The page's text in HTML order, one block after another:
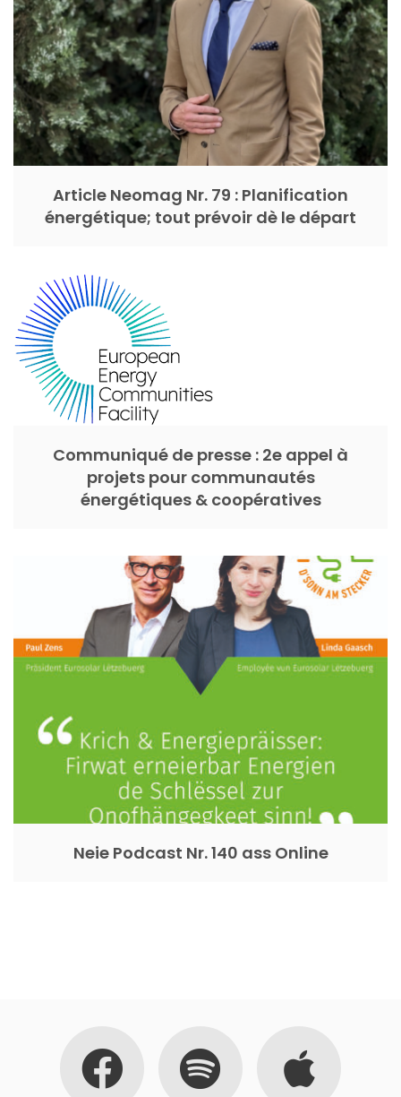
Article Neomag Nr. 79 : Planification
énergétique; tout prévoir dè le départ
Communiqué de presse : 2e appel à
projets pour communautés
énergétiques & coopératives
Neie Podcast Nr. 140 ass Online